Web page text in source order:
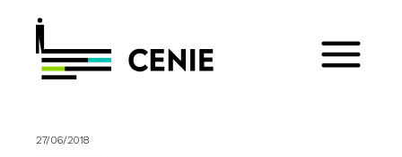
27/06/2018